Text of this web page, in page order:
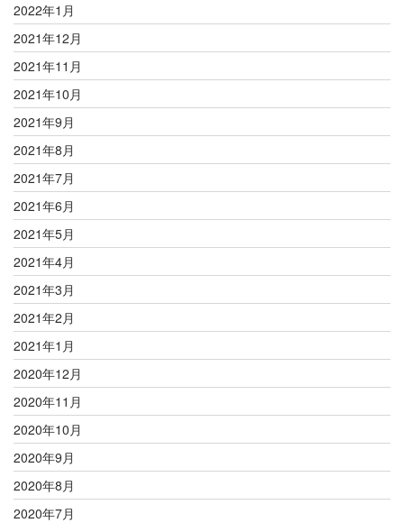
2022年1月
2021年12月
2021年11月
2021年10月
2021年9月
2021年8月
2021年7月
2021年6月
2021年5月
2021年4月
2021年3月
2021年2月
2021年1月
2020年12月
2020年11月
2020年10月
2020年9月
2020年8月
2020年7月